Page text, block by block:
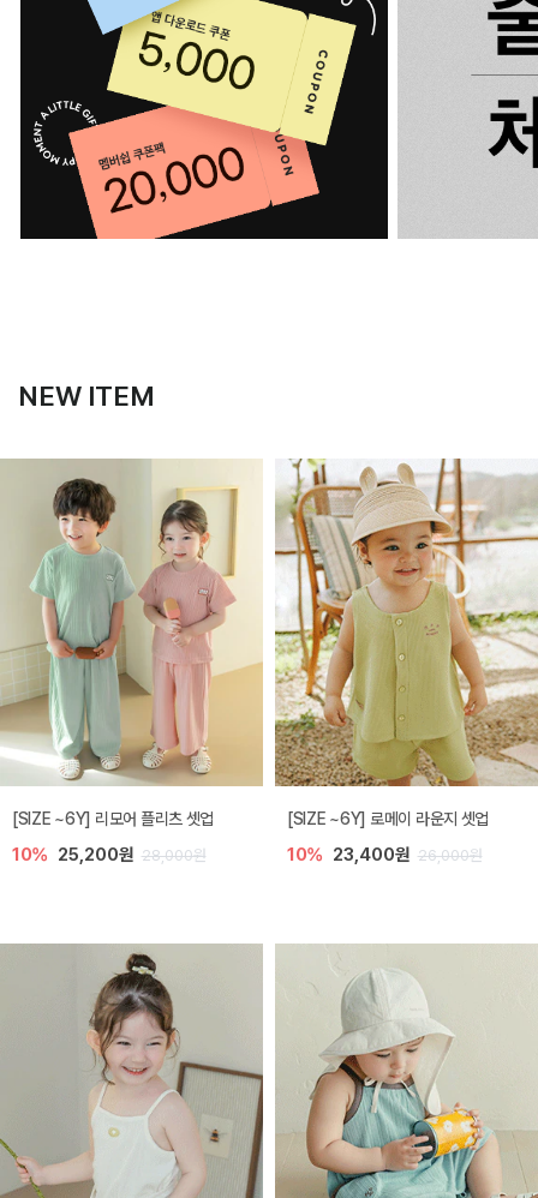
NEW ITEM
[SIZE ~6Y] 리모어 플리츠 셋업
10% 25,200원 28,000원
[SIZE ~6Y] 로메이 라운지 셋업
10% 23,400원 26,000원